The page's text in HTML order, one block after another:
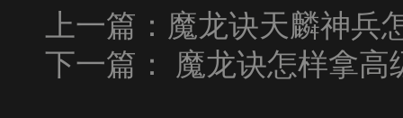
上一篇： 魔龙诀天麟神兵
下一篇：
魔龙诀怎样拿高